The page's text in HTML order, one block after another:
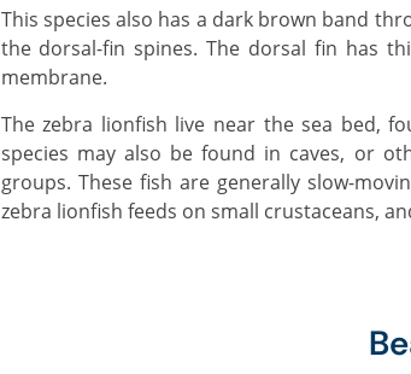
This species also has a dark brown band through the eye, a large black spot on the cheek, and pale and dark bands on
the dorsal-fin spines. The dorsal fin has
membrane.
The zebra lionfish live near the sea bed, found on coral, rubble, and rock bottoms on reef flats and lagoons. This
species may also be found in caves, or
groups. These fish are generally slow-
zebra lionfish feeds on small crustaceans,